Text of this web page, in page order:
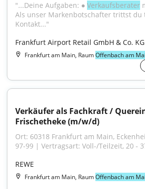
"...Deine Aufgaben: ● Verkaufsberater
Als unser Markenbotschafter trittst du
Kontakt..."
Frankfurt Airport Retail GmbH & Co. KG
Frankfurt am Main, RaumOffenbach am
Verkäufer als Fachkraft /
Frischetheke (m/w/d)
Ort: 60318 Frankfurt am Main,
97-99 | Vertragsart: Voll-/Teilzeit, 20 -
REWE
Frankfurt am Main, RaumOffenbach am